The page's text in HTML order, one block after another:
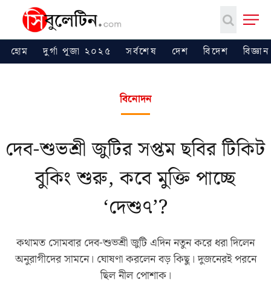
হোম দুর্গা পূজা ২০২৫ সর্বশেষ দেশ বিদেশ
বিনোদন
দেব-শুভশ্রী জুটির সপ্তম ছবির টিকিট
বুকিং শুরু, কবে মুক্তি পাচ্ছে
‘দেশু৭’?
কথামত সোমবার দেব-শুভশ্রী জুটি এদিন নতুন করে ধরা দিলেন
অনুরাগীদের সামনে। ঘোষণা করলেন বড় কিছু। দুজনেরই পরনে
ছিল নীল পোশাক।